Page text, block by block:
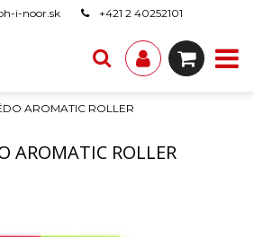
i-noor.sk +421 2 40252101
AROMATIC ROLLER
AROMATIC ROLLER